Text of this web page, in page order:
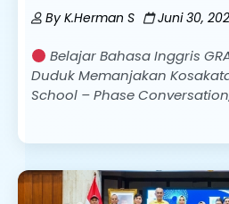
ByK.Herman S Juni 30,
Belajar Bahasa Inggris
Duduk Memanjakan
School – Phase